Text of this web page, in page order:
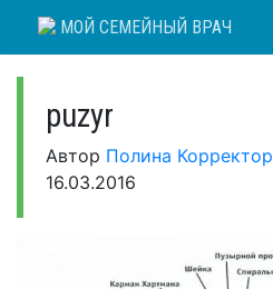
МОЙ СЕМЕЙНЫЙ ВРАЧ
puzyr
Автор Полина Корректор
16.03.2016